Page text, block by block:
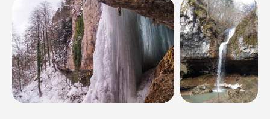
Крым
Калмыкия
Ингушетия
Домбай
Дигория
Дагестан
Безенги
Байкал
Архыз
Адыгея
Абхазия
Краснодарский край
КБР
КЧР
Приэльбрусье
Северная Осетия
Чечня
Ставропольский край
Направления